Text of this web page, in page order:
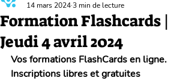
Formation Flashcards |
Jeudi 4 avril 2024
14 mars 20243 min de lecture
Vos formations FlashCards en ligne.
Inscriptions libres et gratuites